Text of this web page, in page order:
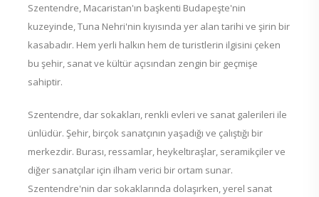
Szentendre, Macaristan'ın başkenti Budapeşte'nin
kuzeyinde, Tuna Nehri'nin kıyısında yer alan tarihi ve şirin bir
kasabadır. Hem yerli halkın hem de turistlerin ilgisini çeken
bu şehir, sanat ve kültür açısından zengin bir geçmişe
sahiptir.
Szentendre, dar sokakları, renkli evleri ve sanat galerileri ile
ünlüdür. Şehir, birçok sanatçının yaşadığı ve çalıştığı bir
merkezdir. Burası, ressamlar, heykeltıraşlar, seramikçiler ve
diğer sanatçılar için ilham verici bir ortam sunar.
Szentendre'nin dar sokaklarında dolaşırken, yerel sanat